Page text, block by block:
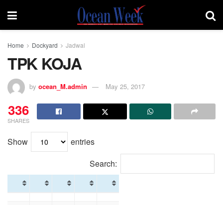
Home Dockyard Jadwal
TPK KOJA
by ocean_M.admin May 25, 2017
336
SHARES
Show
entries
Search: